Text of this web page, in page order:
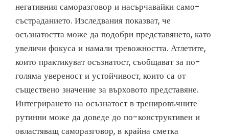
негативния саморазговор и насърчавайки само-
състраданието. Изследвания показват, че
осъзнатостта може да подобри представянето, като
увеличи фокуса и намали тревожността. Атлетите,
които практикуват осъзнатост, съобщават за по-
голяма увереност и устойчивост, които са от
съществено значение за върховото представяне.
Интегрирането на осъзнатост в тренировъчните
рутинни може да доведе до по-конструктивен и
овластяващ саморазговор, в крайна сметка